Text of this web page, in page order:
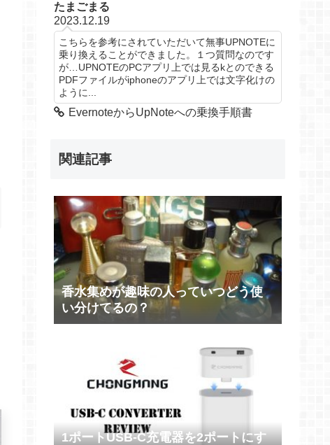
たまごまる
2023.12.19
こちらを参考にされていただいて無事UPNOTEに
乗り換えることができました。１つ質問なのです
が…UPNOTEのPCアプリ上では見るkとのできる
PDFファイルがiphoneのアプリ上では文字化けの
ように...
EvernoteからUpNoteへの乗換手順書
関連記事
香水集めが趣味の人っていつどう使
い分けてるの？
1ポートUSB-C充電器を2ポートにす